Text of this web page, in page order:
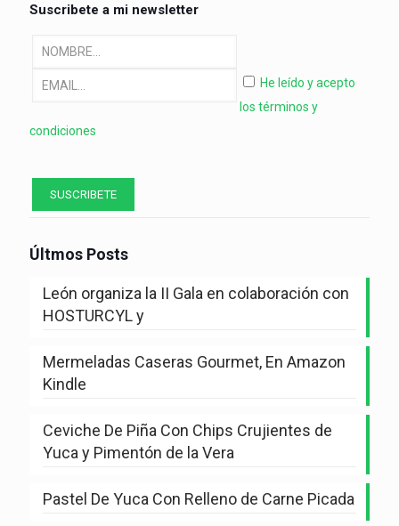
Suscribete a mi newsletter
He leído y acepto
los términos y
condiciones
Últmos Posts
León organiza la II Gala en colaboración con
HOSTURCYL y
Mermeladas Caseras Gourmet, En Amazon
Kindle
Ceviche De Piña Con Chips Crujientes de
Yuca y Pimentón de la Vera
Pastel De Yuca Con Relleno de Carne Picada